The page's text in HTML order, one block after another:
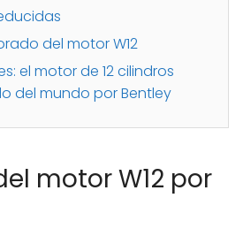
del motor W12
el motor de 12 cilindros
del mundo por Bentley
motor W12 por